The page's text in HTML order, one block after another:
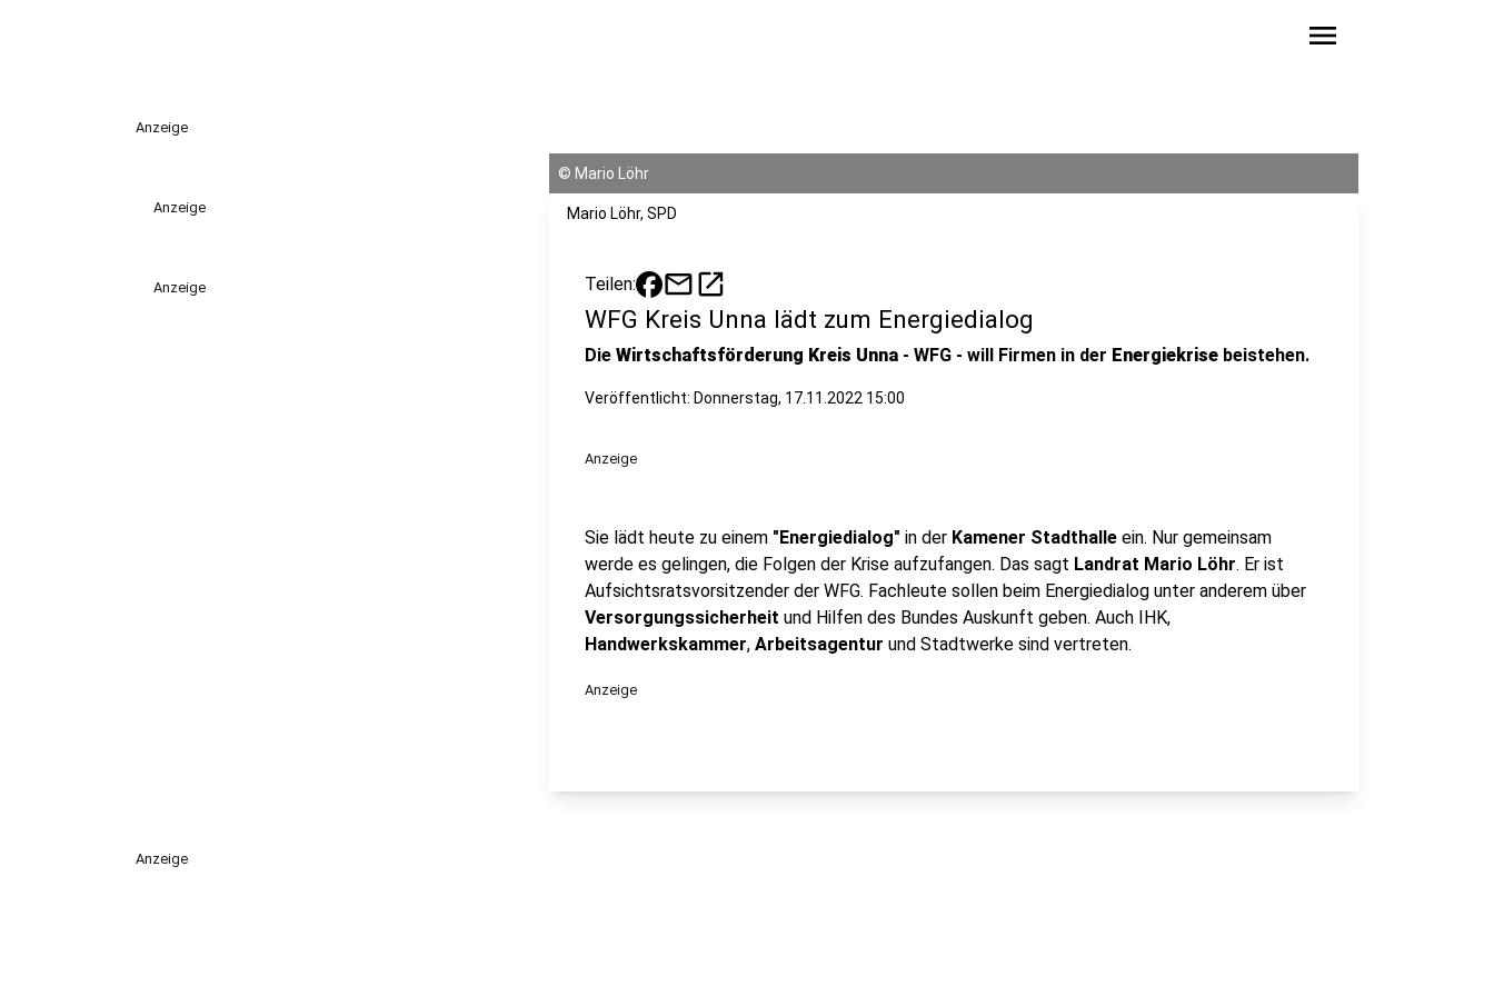
menu
Anzeige
Anzeige
Anzeige
© Mario Löhr
Mario Löhr, SPD
Teilen: mailopen_in_new
WFG Kreis Unna lädt zum Energiedialog
Die Wirtschaftsförderung Kreis Unna - WFG - will Firmen in der Energiekrise beistehen.
Veröffentlicht: Donnerstag, 17.11.2022 15:00
Anzeige
Sie lädt heute zu einem "Energiedialog" in der Kamener Stadthalle ein. Nur gemeinsam
werde es gelingen, die Folgen der Krise aufzufangen. Das sagt Landrat Mario Löhr. Er ist
Aufsichtsratsvorsitzender der WFG. Fachleute sollen beim Energiedialog unter anderem über
Versorgungssicherheit und Hilfen des Bundes Auskunft geben. Auch IHK,
Handwerkskammer, Arbeitsagentur und Stadtwerke sind vertreten.
Anzeige
Anzeige